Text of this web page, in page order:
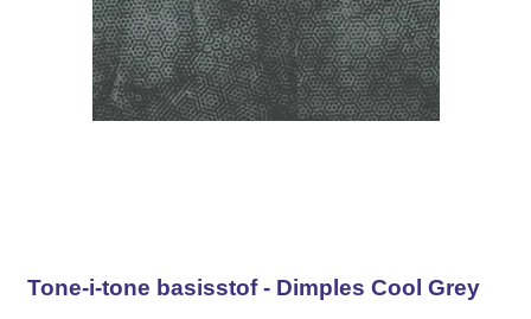
Tone-i-tone basisstof - Dimples Cool Grey